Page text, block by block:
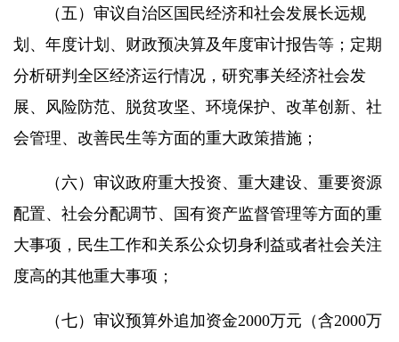
（五）审议自治区国民经济和社会发展长远规
划、年度计划、财政预决算及年度审计报告等；定期
分析研判全区经济运行情况，研究事关经济社会发
展、风险防范、脱贫攻坚、环境保护、改革创新、社
会管理、改善民生等方面的重大政策措施；
（六）审议政府重大投资、重大建设、重要资源
配置、社会分配调节、国有资产监督管理等方面的重
大事项，民生工作和关系公众切身利益或者社会关注
度高的其他重大事项；
（七）审议预算外追加资金2000万元（含2000万